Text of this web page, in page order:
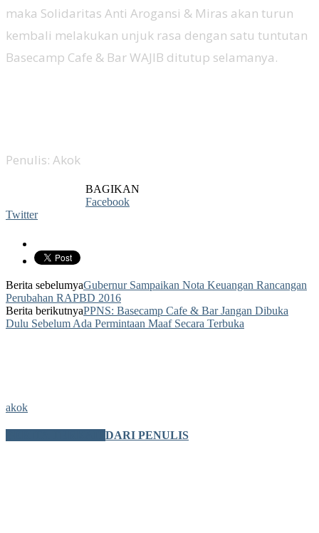
maka Solidaritas Anti Arogansi & Miras akan turun
kembali melakukan unjuk rasa dengan satu tuntutan
Basecamp Cafe & Bar WAJIB ditutup selamanya.
Penulis: Akok
BAGIKAN
Facebook
Twitter
Berita sebelumyaGubernur Sampaikan Nota Keuangan Rancangan
Perubahan RAPBD 2016
Berita berikutnyaPPNS: Basecamp Cafe & Bar Jangan Dibuka
Dulu Sebelum Ada Permintaan Maaf Secara Terbuka
akok
DARI PENULIS